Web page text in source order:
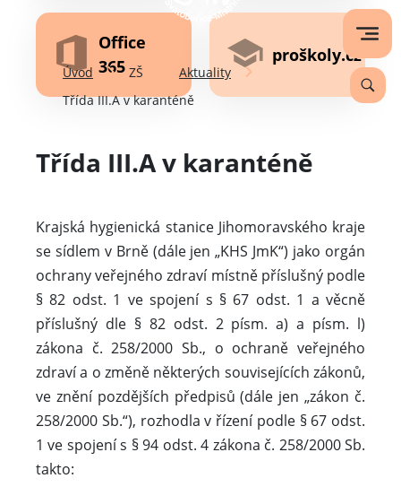
Office
365
proškoly.cz
Úvod ZŠ
Aktuality
Třída III.A v karanténě
Třída III.A v karanténě
Krajská hygienická stanice Jihomoravského kraje
se sídlem v Brně (dále jen „KHS JmK“) jako orgán
ochrany veřejného zdraví místně příslušný podle
§ 82 odst. 1 ve spojení s § 67 odst. 1 a věcně
příslušný dle § 82 odst. 2 písm. a) a písm. l)
zákona č. 258/2000 Sb., o ochraně veřejného
zdraví a o změně některých souvisejících zákonů,
ve znění pozdějších předpisů (dále jen „zákon č.
258/2000 Sb.“), rozhodla v řízení podle § 67 odst.
1 ve spojení s § 94 odst. 4 zákona č. 258/2000 Sb.
takto: